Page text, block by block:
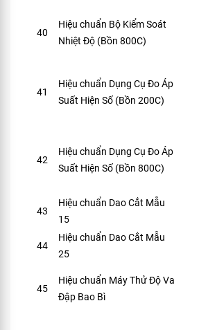
40
Hiệu chuẩn Bộ Kiểm Soát
Nhiệt Độ (Bồn 800C)
41
Hiệu chuẩn Dụng Cụ Đo Áp
Suất Hiện Số (Bồn 200C)
42
Hiệu chuẩn Dụng Cụ Đo Áp
Suất Hiện Số (Bồn 800C)
43
Hiệu chuẩn Dao Cắt Mẫu
15
44
Hiệu chuẩn Dao Cắt Mẫu
25
45
Hiệu chuẩn Máy Thử Độ Va
Đập Bao Bì